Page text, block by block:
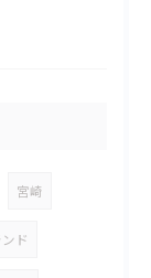
宮崎
ド